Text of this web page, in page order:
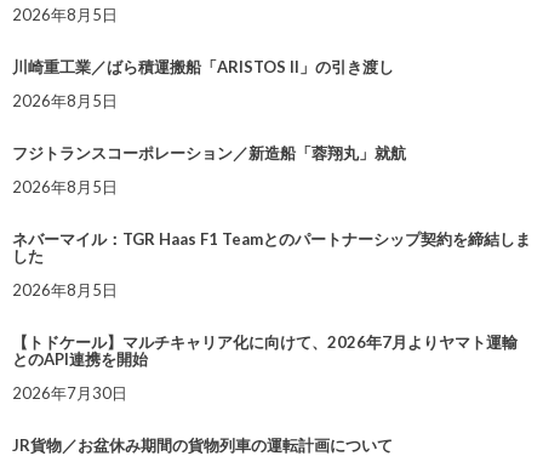
2026年8月5日
川崎重工業／ばら積運搬船「ARISTOS II」の引き渡し
2026年8月5日
フジトランスコーポレーション／新造船「蓉翔丸」就航
2026年8月5日
ネバーマイル：TGR Haas F1 Teamとのパートナーシップ契約を締結しま
した
2026年8月5日
【トドケール】マルチキャリア化に向けて、2026年7月よりヤマト運輸
とのAPI連携を開始
2026年7月30日
JR貨物／お盆休み期間の貨物列車の運転計画について